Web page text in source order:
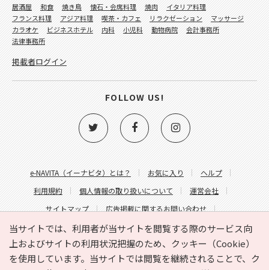
当サイトでは、利用者が当サイトを閲覧する際のサービス向
上およびサイトの利用状況把握のため、クッキー（Cookie）
を使用しています。当サイトでは閲覧を継続されることで、ク
e-NAVITA（イーナビタ）とは？ お気に入り
ヘルプ
利用規約
個人情報の取り扱いについて
運営会社
サイトマップ
広告掲載に関するお問い合わせ
サイトの内容に関するお問い合わせ
居酒屋 和食 焼き鳥 懐石・会席料理 焼肉
イタリア料理
フランス料理
アジア料理 喫茶・カフェ リラクゼーション
マッサージ
カラオケ
ビジネスホテル 内科 小児科 動物病院
会計事務所
法律事務所
掲載者ログイン
FOLLOW US!